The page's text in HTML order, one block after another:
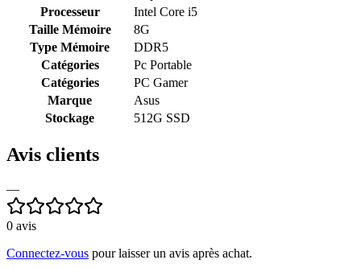
Processeur
Intel Core i5
Taille Mémoire
8G
Type Mémoire
DDR5
Catégories
Pc Portable
Catégories
PC Gamer
Marque
Asus
Stockage
512G SSD
Avis clients
—
0 avis
Connectez-vous pour laisser un avis après achat.